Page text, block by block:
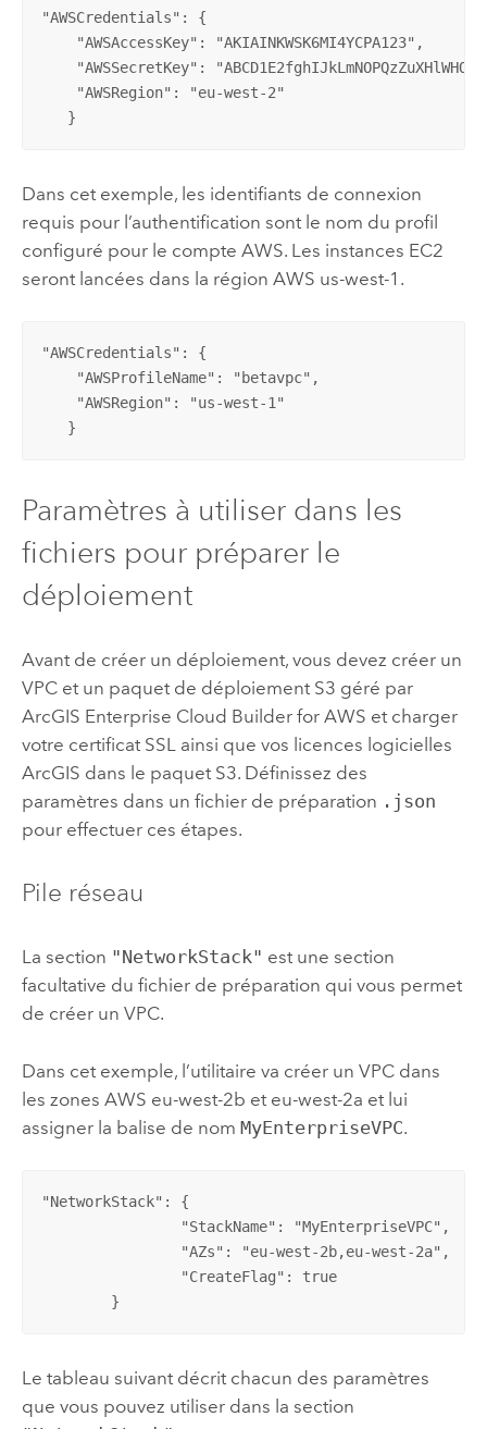
"AWSCredentials": {
    "AWSAccessKey": "AKIAINKWSK6MI4YCPA123",
"AWSSecretKey":
    "AWSRegion": "eu-west-2"
   }
Dans cet exemple, les identifiants de connexion
requis pour l’authentification sont le nom du profil
configuré pour le compte AWS. Les instances EC2
seront lancées dans la région AWS us-west-1.
"AWSCredentials": {
    "AWSProfileName": "betavpc",
    "AWSRegion": "us-west-1"
   }
Paramètres à utiliser dans les
fichiers pour préparer le
déploiement
Avant de créer un déploiement, vous devez créer un
VPCet un paquet de déploiement S3 géré par
ArcGIS Enterprise Cloud Builder for AWS et charger
votre certificat SSL ainsi que vos licences logicielles
ArcGIS dans le paquet S3. Définissez des
paramètres dans un fichier de préparation .json
pour effectuer ces étapes.
Pile réseau
La section "NetworkStack" est une section
facultative du fichier de préparation qui vous permet
de créer un VPC.
Dans cet exemple, l’utilitaire va créer un VPCdans
les zones AWS eu-west-2b et eu-west-2a et lui
assigner la balise de nom MyEnterpriseVPC.
"NetworkStack": {
	}
Le tableau suivant décrit chacun des paramètres
que vous pouvez utiliser dans la section